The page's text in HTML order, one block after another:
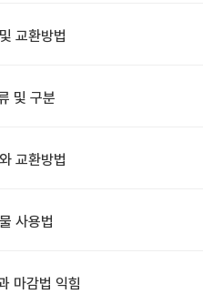
교환방법
및 구분
교환방법
사용법
마감법 익힘